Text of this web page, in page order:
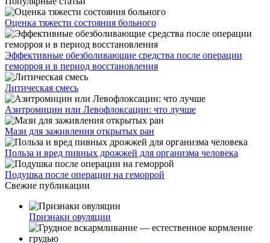
Оценка тяжести состояния больного
Эффективные обезболивающие средства после операции
геморроя и в период восстановления
Литическая смесь
Азитромицин или Левофлоксацин: что лучше
Мази для заживления открытых ран
Польза и вред пивных дрожжей для организма человека
Подушка после операции на геморрой
Свежие публикации
Признаки овуляции